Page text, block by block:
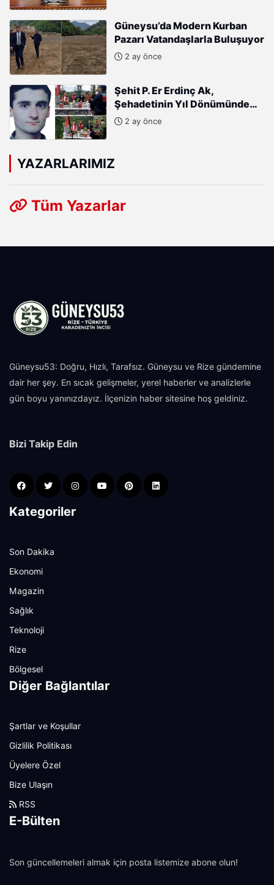
Güneysu’da Modern Kurban
Pazarı Vatandaşlarla Buluşuyor
2 ay önce
Şehit P. Er Erdinç Ak,
Şehadetinin Yıl Dönümünde
Kabri Başında Anıldı
2 ay önce
YAZARLARIMIZ
Tüm Yazarlar
Güneysu53: Doğru, Hızlı, Tarafsız. Güneysu ve Rize gündemine
dair her şey. En sıcak gelişmeler, yerel haberler ve analizlerle
gün boyu yanınızdayız. İlçenizin haber sitesine hoş geldiniz.
Bizi Takip Edin
Kategoriler
Son Dakika
Ekonomi
Magazin
Sağlık
Teknoloji
Rize
Bölgesel
Diğer Bağlantılar
Şartlar ve Koşullar
Gizlilik Politikası
Üyelere Özel
Bize Ulaşın
RSS
E-Bülten
Son güncellemeleri almak için posta listemize abone olun!